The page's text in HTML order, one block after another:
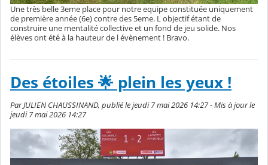
Une très belle 3eme place pour notre equipe constituée uniquement
de première année (6e) contre des 5eme. L objectif étant de
construire une mentalité collective et un fond de jeu solide. Nos
élèves ont été à la hauteur de l évènement ! Bravo.
Des étoiles 🌟 plein les yeux !
Par JULIEN CHAUSSINAND, publié le jeudi 7 mai 2026 14:27 - Mis à jour le
jeudi 7 mai 2026 14:27